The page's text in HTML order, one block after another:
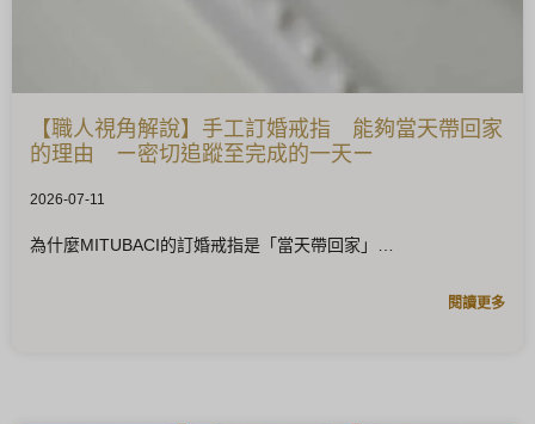
【職人視角解說】手工訂婚戒指 能夠當天帶回家
的理由 ー密切追蹤至完成的一天ー
2026-07-11
為什麼MITUBACI的訂婚戒指是「當天帶回家」
閱讀更多